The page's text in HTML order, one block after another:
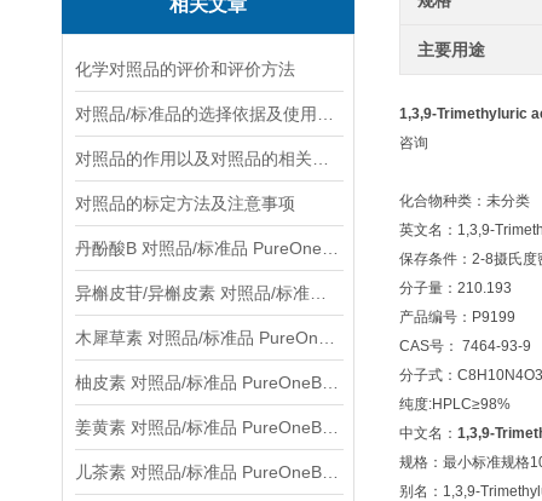
相关文章
化学对照品的评价和评价方法
对照品的标定方法及注意事项
主要用途
1,3,9-Trimethyluric
咨询
化合物种类：未分类
英文名：1,3,9-
保存条件：2-8摄氏度
分子量：210.193
产品编号：P9199
CAS号： 7464-93-9
分子式：C8H10N4O3
纯度:HPLC≥98%
中文名： 1,3,9-
规格：最小标准规格
别名：1,3,9-